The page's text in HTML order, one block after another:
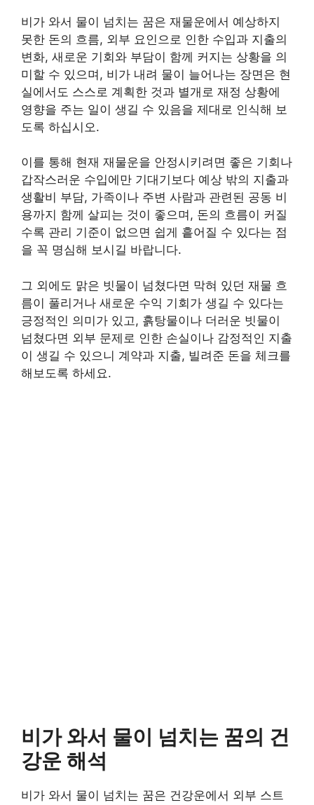
비가 와서 물이 넘치는 꿈은 재물운에서 예상하지
못한 돈의 흐름, 외부 요인으로 인한 수입과 지출의
변화, 새로운 기회와 부담이 함께 커지는 상황을 의
미할 수 있으며, 비가 내려 물이 늘어나는 장면은 현
실에서도 스스로 계획한 것과 별개로 재정 상황에
영향을 주는 일이 생길 수 있음을 제대로 인식해 보
도록 하십시오.
이를 통해 현재 재물운을 안정시키려면 좋은 기회나
갑작스러운 수입에만 기대기보다 예상 밖의 지출과
생활비 부담, 가족이나 주변 사람과 관련된 공동 비
용까지 함께 살피는 것이 좋으며, 돈의 흐름이 커질
수록 관리 기준이 없으면 쉽게 흩어질 수 있다는 점
을 꼭 명심해 보시길 바랍니다.
그 외에도 맑은 빗물이 넘쳤다면 막혀 있던 재물 흐
름이 풀리거나 새로운 수익 기회가 생길 수 있다는
긍정적인 의미가 있고, 흙탕물이나 더러운 빗물이
넘쳤다면 외부 문제로 인한 손실이나 감정적인 지출
이 생길 수 있으니 계약과 지출, 빌려준 돈을 체크를
해보도록 하세요.
비가 와서 물이 넘치는 꿈의 건
강운 해석
비가 와서 물이 넘치는 꿈은 건강운에서 외부 스트